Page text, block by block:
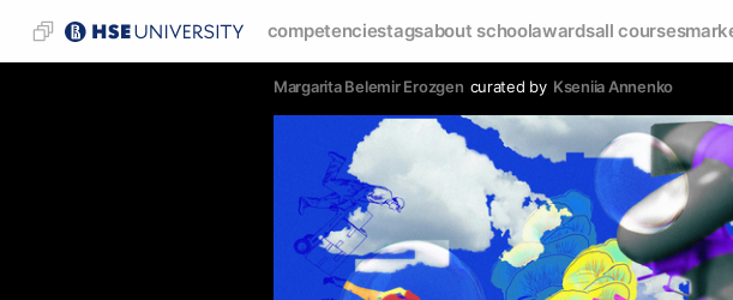
competenciestagsabout schoolawardsall courses
Margarita Belemir Erozgen curated by Kseniia Аnnenko